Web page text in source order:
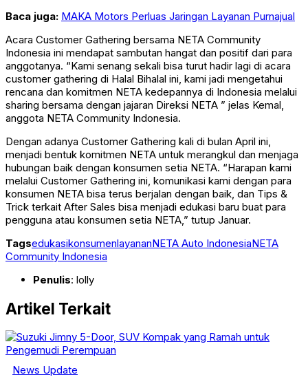
Baca juga: MAKA Motors Perluas Jaringan Layanan Purnajual
Acara Customer Gathering bersama NETA Community
Indonesia ini mendapat sambutan hangat dan positif dari para
anggotanya. “Kami senang sekali bisa turut hadir lagi di acara
customer gathering di Halal Bihalal ini, kami jadi mengetahui
rencana dan komitmen NETA kedepannya di Indonesia melalui
sharing bersama dengan jajaran Direksi NETA ” jelas Kemal,
anggota NETA Community Indonesia.
Dengan adanya Customer Gathering kali di bulan April ini,
menjadi bentuk komitmen NETA untuk merangkul dan menjaga
hubungan baik dengan konsumen setia NETA. “Harapan kami
melalui Customer Gathering ini, komunikasi kami dengan para
konsumen NETA bisa terus berjalan dengan baik, dan Tips &
Trick terkait After Sales bisa menjadi edukasi baru buat para
pengguna atau konsumen setia NETA,” tutup Januar.
TagsedukasikonsumenlayananNETA Auto IndonesiaNETA
Community Indonesia
Penulis: lolly
Artikel Terkait
News Update